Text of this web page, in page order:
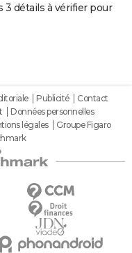
3 détails à vérifier pour
Publicité
Contact
Données personnelles
légales
Groupe Figaro